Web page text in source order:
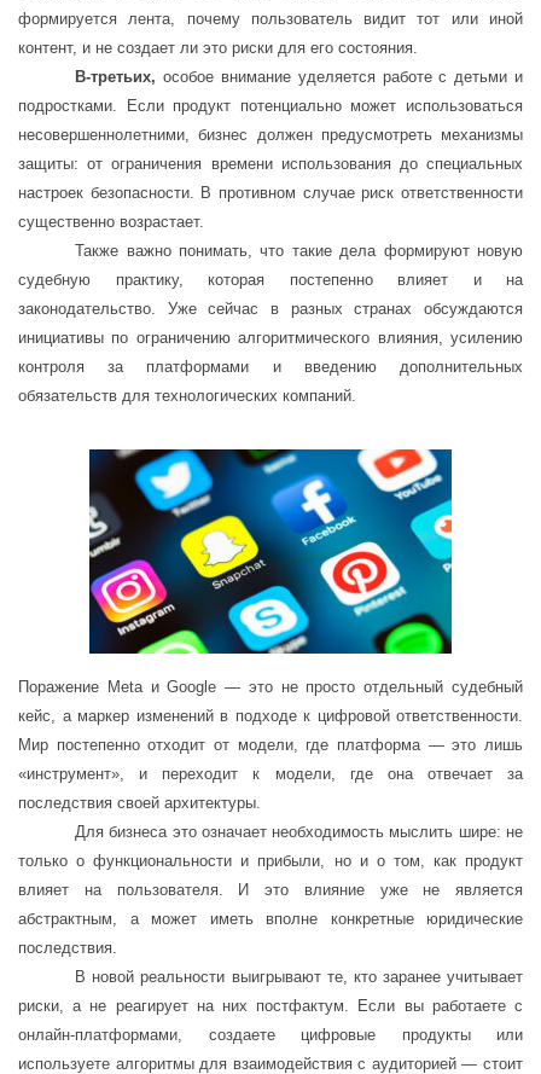
формируется лента, почему пользователь видит тот или иной
контент, и не создает ли это риски для его состояния.
В-третьих, особое внимание уделяется работе с детьми и
подростками. Если продукт потенциально может использоваться
несовершеннолетними, бизнес должен предусмотреть механизмы
защиты: от ограничения времени использования до специальных
настроек безопасности. В противном случае риск ответственности
существенно возрастает.
Также важно понимать, что такие дела формируют новую
судебную практику, которая постепенно влияет и на
законодательство. Уже сейчас в разных странах обсуждаются
инициативы по ограничению алгоритмического влияния, усилению
контроля за платформами и введению дополнительных
обязательств для технологических компаний.
Поражение Meta и Google — это не просто отдельный судебный
кейс, а маркер изменений в подходе к цифровой ответственности.
Мир постепенно отходит от модели, где платформа — это лишь
«инструмент», и переходит к модели, где она отвечает за
последствия своей архитектуры.
Для бизнеса это означает необходимость мыслить шире: не
только о функциональности и прибыли, но и о том, как продукт
влияет на пользователя. И это влияние уже не является
абстрактным, а может иметь вполне конкретные юридические
последствия.
В новой реальности выигрывают те, кто заранее учитывает
риски, а не реагирует на них постфактум. Если вы работаете с
онлайн-платформами, создаете цифровые продукты или
используете алгоритмы для взаимодействия с аудиторией — стоит